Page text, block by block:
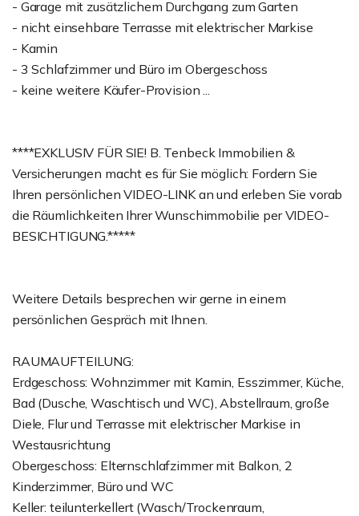
- Garage mit zusätzlichem Durchgang zum Garten
- nicht einsehbare Terrasse mit elektrischer Markise
- Kamin
- 3 Schlafzimmer und Büro im Obergeschoss
- keine weitere Käufer-Provision ...
****EXKLUSIV FÜR SIE! B. Tenbeck Immobilien &
Versicherungen macht es für Sie möglich: Fordern Sie
Ihren persönlichen VIDEO-LINK an und erleben Sie vorab
die Räumlichkeiten Ihrer Wunschimmobilie per VIDEO-
BESICHTIGUNG.*****
Weitere Details besprechen wir gerne in einem
persönlichen Gespräch mit Ihnen.
RAUMAUFTEILUNG:
Erdgeschoss: Wohnzimmer mit Kamin, Esszimmer, Küche,
Bad (Dusche, Waschtisch und WC), Abstellraum, große
Diele, Flur und Terrasse mit elektrischer Markise in
Westausrichtung
Obergeschoss: Elternschlafzimmer mit Balkon, 2
Kinderzimmer, Büro und WC
Keller: teilunterkellert (Wasch/Trockenraum,